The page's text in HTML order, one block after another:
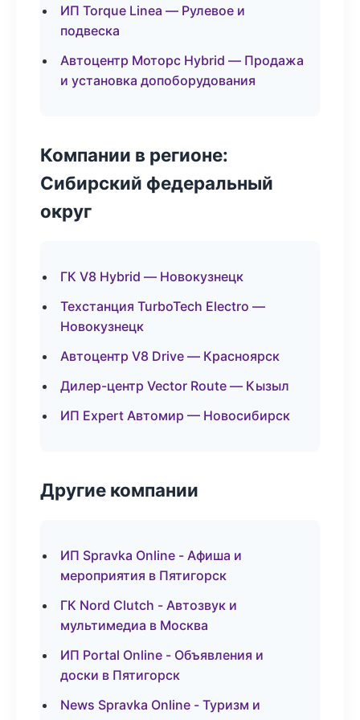
ИП Torque Linea — Рулевое и
подвеска
Автоцентр Моторс Hybrid — Продажа
и установка допоборудования
Компании в регионе:
Сибирский федеральный
округ
ГК V8 Hybrid — Новокузнецк
Техстанция TurboTech Electro —
Новокузнецк
Автоцентр V8 Drive — Красноярск
Дилер-центр Vector Route — Кызыл
ИП Expert Автомир — Новосибирск
Другие компании
ИП Spravka Online - Афиша и
мероприятия в Пятигорск
ГК Nord Clutch - Автозвук и
мультимедиа в Москва
ИП Portal Online - Объявления и
доски в Пятигорск
News Spravka Online - Туризм и